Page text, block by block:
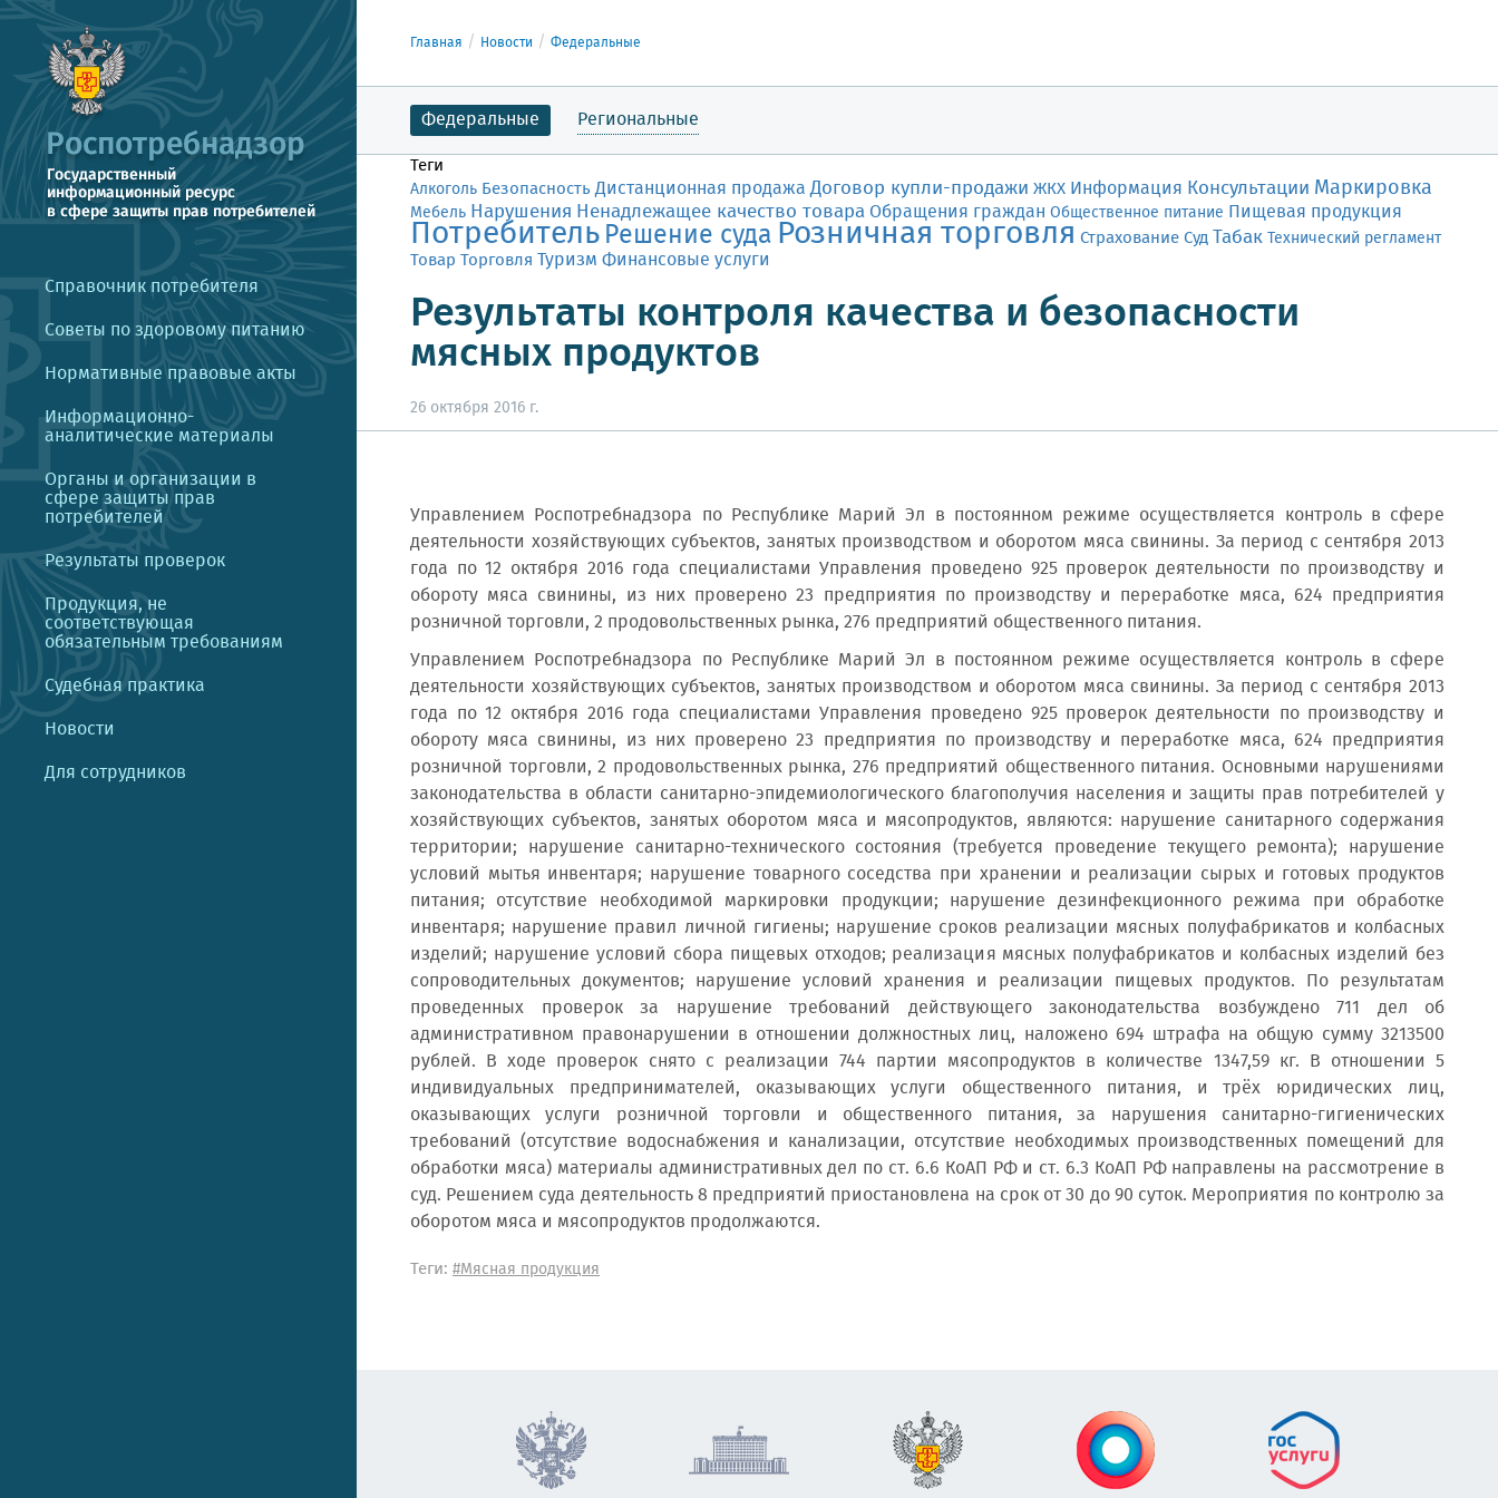
Справочник потребителя
Советы по здоровому питанию
Нормативные правовые акты
Информационно-
аналитические материалы
Органы и организации в
сфере защиты прав
потребителей
Результаты проверок
Продукция, не
соответствующая
обязательным требованиям
Судебная практика
Новости
Для сотрудников
Главная Новости Федеральные
Федеральные Региональные
Теги
Алкоголь БезопасностьДистанционная продажа Договор купли-продажи ЖКХ Информация Консультации Маркировка
Мебель Нарушения Ненадлежащее качество товара Обращения граждан Общественное питание Пищевая продукция
ПотребительРешение суда Розничная торговля СтрахованиеСудТабакТехнический регламент
Товар Торговля Туризм Финансовые услуги
Результаты контроля качества и безопасности
мясных продуктов
26 октября 2016 г.
Управлением Роспотребнадзора по Республике Марий Эл в постоянном режиме осуществляется контроль в сфере
деятельности хозяйствующих субъектов, занятых производством и оборотом мяса свинины. За период с сентября 2013
года по 12 октября 2016 года специалистами Управления проведено 925 проверок деятельности по производству и
обороту мяса свинины, из них проверено 23 предприятия по производству и переработке мяса, 624 предприятия
розничной торговли, 2 продовольственных рынка, 276 предприятий общественного питания.
Управлением Роспотребнадзора по Республике Марий Эл в постоянном режиме осуществляется контроль в сфере
деятельности хозяйствующих субъектов, занятых производством и оборотом мяса свинины. За период с сентября 2013
года по 12 октября 2016 года специалистами Управления проведено 925 проверок деятельности по производству и
обороту мяса свинины, из них проверено 23 предприятия по производству и переработке мяса, 624 предприятия
розничной торговли, 2 продовольственных рынка, 276 предприятий общественного питания. Основными нарушениями
законодательства в области санитарно-эпидемиологического благополучия населения и защиты прав потребителей у
хозяйствующих субъектов, занятых оборотом мяса и мясопродуктов, являются: нарушение санитарного содержания
территории; нарушение санитарно-технического состояния (требуется проведение текущего ремонта); нарушение
условий мытья инвентаря; нарушение товарного соседства при хранении и реализации сырых и готовых продуктов
питания; отсутствие необходимой маркировки продукции; нарушение дезинфекционного режима при обработке
инвентаря; нарушение правил личной гигиены; нарушение сроков реализации мясных полуфабрикатов и колбасных
изделий; нарушение условий сбора пищевых отходов; реализация мясных полуфабрикатов и колбасных изделий без
сопроводительных документов; нарушение условий хранения и реализации пищевых продуктов. По результатам
проведенных проверок за нарушение требований действующего законодательства возбуждено 711 дел об
административном правонарушении в отношении должностных лиц, наложено 694 штрафа на общую сумму 3213500
рублей. В ходе проверок снято с реализации 744 партии мясопродуктов в количестве 1347,59 кг. В отношении 5
индивидуальных предпринимателей, оказывающих услуги общественного питания, и трёх юридических лиц,
оказывающих услуги розничной торговли и общественного питания, за нарушения санитарно-гигиенических
требований (отсутствие водоснабжения и канализации, отсутствие необходимых производственных помещений для
обработки мяса) материалы административных дел по ст. 6.6 КоАП РФ и ст. 6.3 КоАП РФ направлены на рассмотрение в
суд. Решением суда деятельность 8 предприятий приостановлена на срок от 30 до 90 суток. Мероприятия по контролю за
оборотом мяса и мясопродуктов продолжаются.
Теги: #Мясная продукция